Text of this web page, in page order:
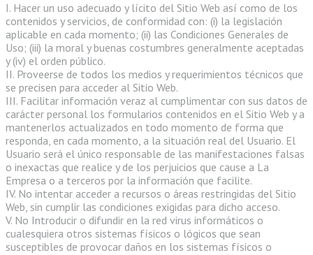
I. Hacer un uso adecuado y lícito del Sitio Web así como de los
contenidos y servicios, de conformidad con: (i) la legislación
aplicable en cada momento; (ii) las Condiciones Generales de
Uso; (iii) la moral y buenas costumbres generalmente aceptadas
y (iv) el orden público.
II. Proveerse de todos los medios y requerimientos técnicos que
se precisen para acceder al Sitio Web.
III. Facilitar información veraz al cumplimentar con sus datos de
carácter personal los formularios contenidos en el Sitio Web y a
mantenerlos actualizados en todo momento de forma que
responda, en cada momento, a la situación real del Usuario. El
Usuario será el único responsable de las manifestaciones falsas
o inexactas que realice y de los perjuicios que cause a La
Empresa o a terceros por la información que facilite.
IV. No intentar acceder a recursos o áreas restringidas del Sitio
Web, sin cumplir las condiciones exigidas para dicho acceso.
V. No Introducir o difundir en la red virus informáticos o
cualesquiera otros sistemas físicos o lógicos que sean
susceptibles de provocar daños en los sistemas físicos o